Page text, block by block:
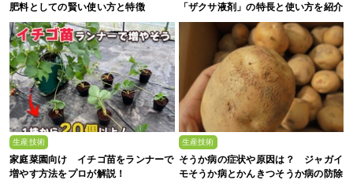
肥料としての賢い使い方と特徴
「ザクサ液剤」の特長と使い方を紹介
生産技術
家庭菜園向け イチゴ苗をランナーで
増やす方法をプロが解説！
生産技術
そうか病の症状や原因は？ ジャガイ
モそうか病とかんきつそうか病の防除